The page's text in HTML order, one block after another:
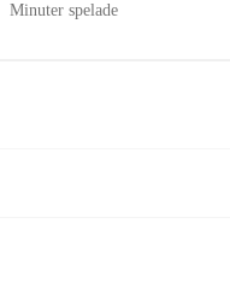
Minuter spelade